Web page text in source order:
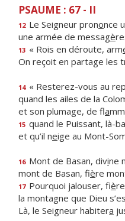
PSAUME : 67 - II
12 Le Seigneur prononce
une armée de messagè
13 « Rois en déroute, arm
On reçoit en partage les
14 « Resterez-vous au
quand les ailes de la
et son plumage, de fla
15 quand le Puissant, là-
et qu’il neige au Mont-
16 Mont de Basan, divine
mont de Basan, fière
17 Pourquoi jalouser, fiè
la montagne que Dieu
Là, le Seigneur habitera